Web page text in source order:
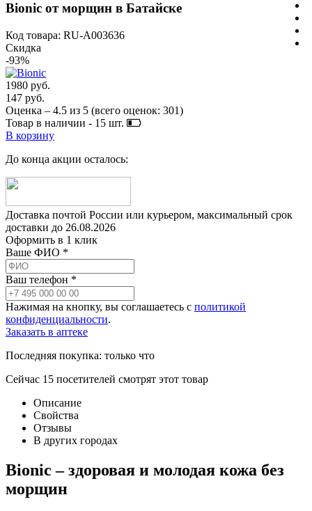
Bionic от морщин в Батайске
Код товара: RU-A003636
Скидка
-93%
1980 руб.
147 руб.
Оценка – 4.5 из 5 (всего оценок: 301)
Товар в наличии - 15 шт.
В корзину
До конца акции осталось:
Доставка почтой России или курьером, максимальный срок
доставки до 26.08.2026
Оформить в 1 клик
Ваше ФИО *
Ваш телефон *
Нажимая на кнопку, вы соглашаетесь с политикой
конфиденциальности.
Заказать в аптеке
Последняя покупка: только что
Сейчас 15 посетителей смотрят этот товар
Описание
Свойства
Отзывы
В других городах
Bionic – здоровая и молодая кожа без
морщин